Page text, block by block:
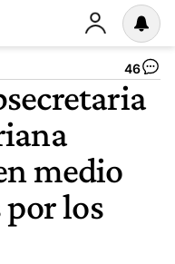
46
medio
por los